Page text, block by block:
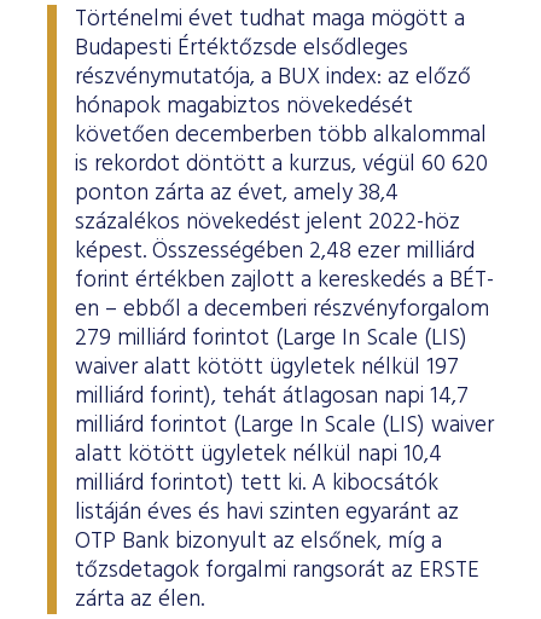
Történelmi évet tudhat maga mögött a
Budapesti Értéktőzsde elsődleges
részvénymutatója, a BUX index: az előző
hónapok magabiztos növekedését
követően decemberben több alkalommal
is rekordot döntött a kurzus, végül 60 620
ponton zárta az évet, amely 38,4
százalékos növekedést jelent 2022-höz
képest. Összességében 2,48 ezer milliárd
forint értékben zajlott a kereskedés a BÉT-
en – ebből a decemberi részvényforgalom
279 milliárd forintot (Large In Scale (LIS)
waiver alatt kötött ügyletek nélkül 197
milliárd forint), tehát átlagosan napi 14,7
milliárd forintot (Large In Scale (LIS) waiver
alatt kötött ügyletek nélkül napi 10,4
milliárd forintot) tett ki. A kibocsátók
listáján éves és havi szinten egyaránt az
OTP Bank bizonyult az elsőnek, míg a
tőzsdetagok forgalmi rangsorát az ERSTE
zárta az élen.